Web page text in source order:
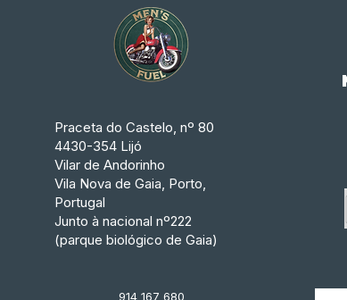
Praceta do Castelo, nº 80
4430-354 Lijó
Vilar de Andorinho
Vila Nova de Gaia, Porto,
Portugal
Junto à nacional nº222
(parque biológico de Gaia)
914 167 680